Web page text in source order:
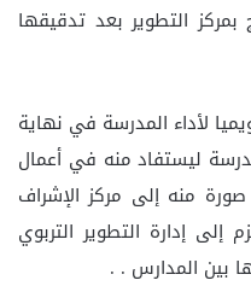
بمركز التطوير بعد تدقيقها
لأداء المدرسة في نهاية
ليستفاد منه في أعمال
صورة منه إلى مركز الإشراف
إلى إدارة التطوير التربوي
بين المدارس . .